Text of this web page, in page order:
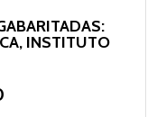
INSTITUTO